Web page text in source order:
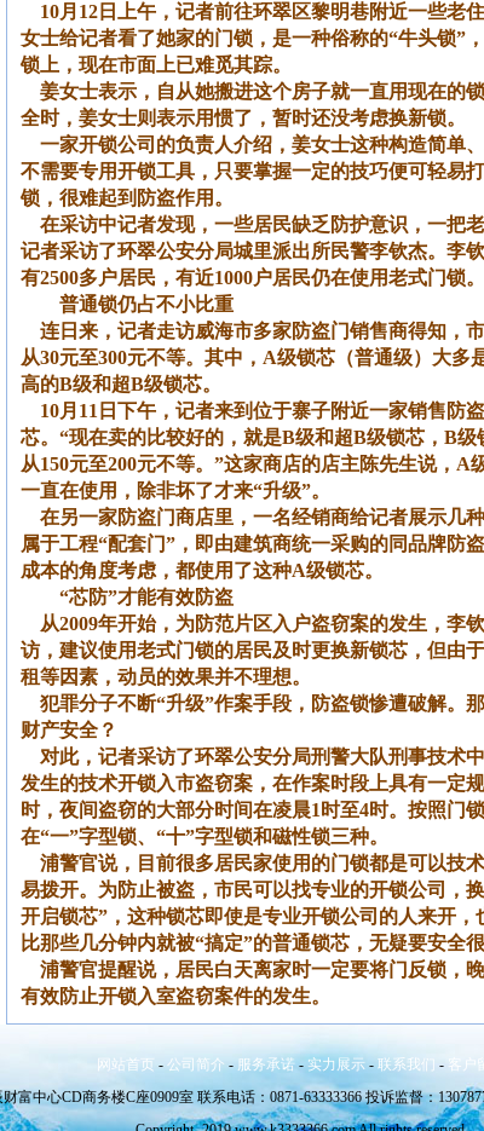
10月12日上午，记者前往环翠区黎明巷附近一些老
女士给记者看了她家的门锁，是一种俗称的“牛头锁”
锁上，现在市面上已难觅其踪。
姜女士表示，自从她搬进这个房子就一直用现在的
全时，姜女士则表示用惯了，暂时还没考虑换新锁。
一家开锁公司的负责人介绍，姜女士这种构造简单
不需要专用开锁工具，只要掌握一定的技巧便可轻易
锁，很难起到防盗作用。
在采访中记者发现，一些居民缺乏防护意识，一把
记者采访了环翠公安分局城里派出所民警李钦杰。李
有2500多户居民，有近1000户居民仍在使用老式门锁。
普通锁仍占不小比重
连日来，记者走访威海市多家防盗门销售商得知，
从30元至300元不等。其中，A级锁芯（普通级）大
高的B级和超B级锁芯。
10月11日下午，记者来到位于寨子附近一家销售防
芯。“现在卖的比较好的，就是B级和超B级锁芯，B
从150元至200元不等。”这家商店的店主陈先生说，
一直在使用，除非坏了才来“升级”。
在另一家防盗门商店里，一名经销商给记者展示几
属于工程“配套门”，即由建筑商统一采购的同品牌防
成本的角度考虑，都使用了这种A级锁芯。
“芯防”才能有效防盗
从2009年开始，为防范片区入户盗窃案的发生，李
访，建议使用老式门锁的居民及时更换新锁芯，但由
租等因素，动员的效果并不理想。
犯罪分子不断“升级”作案手段，防盗锁惨遭破解。
财产安全？
对此，记者采访了环翠公安分局刑警大队刑事技术
发生的技术开锁入市盗窃案，在作案时段上具有一定
时，夜间盗窃的大部分时间在凌晨1时至4时。按照门
在“一”字型锁、“十”字型锁和磁性锁三种。
浦警官说，目前很多居民家使用的门锁都是可以技
易拨开。为防止被盗，市民可以找专业的开锁公司，
开启锁芯”，这种锁芯即使是专业开锁公司的人来开
比那些几分钟内就被“搞定”的普通锁芯，无疑要安全很
浦警官提醒说，居民白天离家时一定要将门反锁，
有效防止开锁入室盗窃案件的发生。
网站首页 - 公司简介 -服务承诺 - 实力展示 - 联系我们 - 客户
富中心CD商务楼C座0909室 联系电话：0871-63333366 投诉监督：